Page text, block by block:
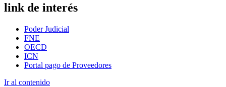
link de interés
Poder Judicial
FNE
OECD
ICN
Portal pago de Proveedores
Ir al contenido